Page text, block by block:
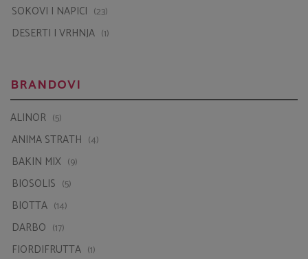
SOKOVI I NAPICI (23)
DESERTI I VRHNJA (1)
BRANDOVI
ALINOR (5)
ANIMA STRATH (4)
BAKIN MIX (9)
BIOSOLIS (5)
BIOTTA (14)
DARBO (17)
FIORDIFRUTTA (1)